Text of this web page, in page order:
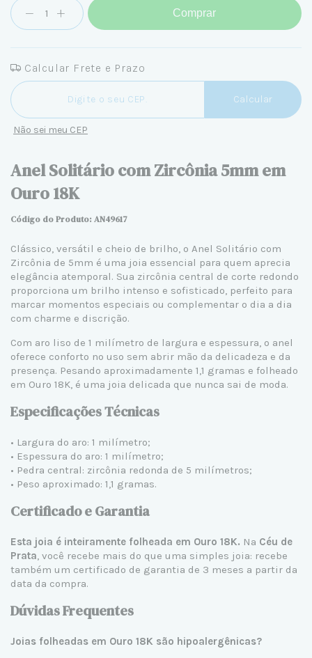
Comprar
Calcular Frete e Prazo
Entregas para o CEP:
Calcular
Não sei meu CEP
Anel Solitário com Zircônia 5mm em
Ouro 18K
Código do Produto: AN49617
Clássico, versátil e cheio de brilho, o Anel Solitário com
Zircônia de 5mm é uma joia essencial para quem aprecia
elegância atemporal. Sua zircônia central de corte redondo
proporciona um brilho intenso e sofisticado, perfeito para
marcar momentos especiais ou complementar o dia a dia
com charme e discrição.
Com aro liso de 1 milímetro de largura e espessura, o anel
oferece conforto no uso sem abrir mão da delicadeza e da
presença. Pesando aproximadamente 1,1 gramas e folheado
em Ouro 18K, é uma joia delicada que nunca sai de moda.
Especificações Técnicas
• Largura do aro: 1 milímetro;
• Espessura do aro: 1 milímetro;
• Pedra central: zircônia redonda de 5 milímetros;
• Peso aproximado: 1,1 gramas.
Certificado e Garantia
Esta joia é inteiramente folheada em Ouro 18K. Na Céu de
Prata, você recebe mais do que uma simples joia: recebe
também um certificado de garantia de 3 meses a partir da
data da compra.
Dúvidas Frequentes
Joias folheadas em Ouro 18K são hipoalergênicas?